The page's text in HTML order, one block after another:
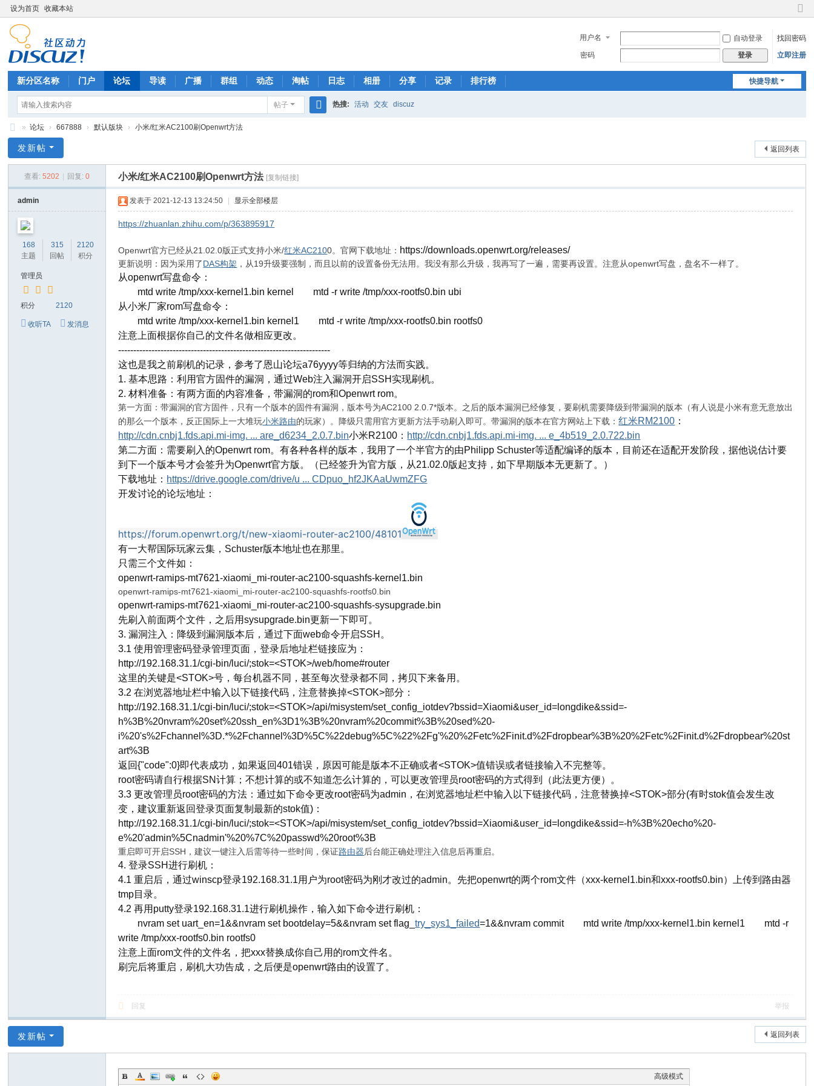
设为首页 收藏本站
切
到
窄
用户名 自动登录
找回密码
密码
登录 立即注册
快捷导航
新分区名称 门户 论坛 导读 广播 群组 动态 淘帖 日志 相册 分享 记录 排行榜
帖子 热搜: 活动 交友 discuz
六
八
八
八
» 论坛 › 667888 › 默认版块 › 小米/红米AC2100刷Openwrt方法
返回列表
发新帖
查看: 5202 回复: 0 小米/红米AC2100刷Openwrt方法 [复制链接]
admin
168
主题
315
回帖
2120
积分
管理员
积分 2120
收听TA 发消息
发表于 2021-12-13 13:24:50 显示全部楼层
https://zhuanlan.zhihu.com/p/363895917
Openwrt官方已经从21.02.0版正式支持小米/红米AC2100。官网下载地址： https://downloads.openwrt.org/releases/
更新说明：因为采用了DAS构架 ，从19升级要强制，而且以前的设置备份无法用。我没有那么升级，我再写了一遍，需要再设置。注意从openwrt写盘，盘名不一样了。
从openwrt写盘命令：
mtd write /tmp/xxx-kernel1.bin kernel mtd -r write /tmp/xxx-rootfs0.bin ubi
从小米厂家rom写盘命令：
mtd write /tmp/xxx-kernel1.bin kernel1 mtd -r write /tmp/xxx-rootfs0.bin rootfs0
注意上面根据你自己的文件名做相应更改。
----------------------------------------------------------------------
这也是我之前刷机的记录，参考了恩山论坛a76yyyy等归纳的方法而实践。
1. 基本思路：利用官方固件的漏洞，通过Web注入漏洞开启SSH实现刷机。
2. 材料准备：有两方面的内容准备，带漏洞的rom和Openwrt rom。
第一方面：带漏洞的官方固件，只有一个版本的固件有漏洞，版本号为AC2100 2.0.7*版本。之后的版本漏洞已经修复，要刷机需要降级到带漏洞的版本（有人说是小米有意无意放出
的那么一个版本，反正国际上一大堆玩小米路由的玩家）。降级只需用官方更新方法手动刷入即可。带漏洞的版本在官方网站上下载：红米RM2100 ：
http://cdn.cnbj1.fds.api.mi-img. ... are_d6234_2.0.7.bin小米R2100： http://cdn.cnbj1.fds.api.mi-img. ... e_4b519_2.0.722.bin
第二方面：需要刷入的Openwrt rom。有各种各样的版本，我用了一个半官方的由Philipp Schuster等适配编译的版本，目前还在适配开发阶段，据他说估计要
到下一个版本号才会签升为Openwrt官方版。（已经签升为官方版，从21.02.0版起支持，如下早期版本无更新了。）
下载地址： https://drive.google.com/drive/u ... CDpuo_hf2JKAaUwmZFG
开发讨论的论坛地址：
https://forum.openwrt.org/t/new-xiaomi-router-ac2100/48101
有一大帮国际玩家云集，Schuster版本地址也在那里。
只需三个文件如：
openwrt-ramips-mt7621-xiaomi_mi-router-ac2100-squashfs-kernel1.bin
openwrt-ramips-mt7621-xiaomi_mi-router-ac2100-squashfs-rootfs0.bin
openwrt-ramips-mt7621-xiaomi_mi-router-ac2100-squashfs-sysupgrade.bin
先刷入前面两个文件，之后用sysupgrade.bin更新一下即可。
3. 漏洞注入：降级到漏洞版本后，通过下面web命令开启SSH。
3.1 使用管理密码登录管理页面，登录后地址栏链接应为：
http://192.168.31.1/cgi-bin/luci/;stok=<STOK>/web/home#router
这里的关键是<STOK>号，每台机器不同，甚至每次登录都不同，拷贝下来备用。
3.2 在浏览器地址栏中输入以下链接代码，注意替换掉<STOK>部分：
http://192.168.31.1/cgi-bin/luci/;stok=<STOK>/api/misystem/set_config_iotdev?bssid=Xiaomi&user_id=longdike&ssid=-
h%3B%20nvram%20set%20ssh_en%3D1%3B%20nvram%20commit%3B%20sed%20-
i%20's%2Fchannel%3D.*%2Fchannel%3D%5C%22debug%5C%22%2Fg'%20%2Fetc%2Finit.d%2Fdropbear%3B%20%2Fetc%2Finit.d%2Fdropbear%20st
art%3B
返回{"code":0}即代表成功，如果返回401错误，原因可能是版本不正确或者<STOK>值错误或者链接输入不完整等。
root密码请自行根据SN计算；不想计算的或不知道怎么计算的，可以更改管理员root密码的方式得到（此法更方便）。
3.3 更改管理员root密码的方法：通过如下命令更改root密码为admin，在浏览器地址栏中输入以下链接代码，注意替换掉<STOK>部分(有时stok值会发生改
变，建议重新返回登录页面复制最新的stok值)：
http://192.168.31.1/cgi-bin/luci/;stok=<STOK>/api/misystem/set_config_iotdev?bssid=Xiaomi&user_id=longdike&ssid=-h%3B%20echo%20-
e%20'admin%5Cnadmin'%20%7C%20passwd%20root%3B
重启即可开启SSH，建议一键注入后需等待一些时间，保证路由器后台能正确处理注入信息后再重启。
4. 登录SSH进行刷机：
4.1 重启后，通过winscp登录192.168.31.1用户为root密码为刚才改过的admin。先把openwrt的两个rom文件（xxx-kernel1.bin和xxx-rootfs0.bin）上传到路由器
tmp目录。
4.2 再用putty登录192.168.31.1进行刷机操作，输入如下命令进行刷机：
nvram set uart_en=1&&nvram set bootdelay=5&&nvram set flag_try_sys1_failed=1&&nvram commit mtd write /tmp/xxx-kernel1.bin kernel1 mtd -r
write /tmp/xxx-rootfs0.bin rootfs0
注意上面rom文件的文件名，把xxx替换成你自己用的rom文件名。
刷完后将重启，刷机大功告成，之后便是openwrt路由的设置了。
回复 举报
返回列表
发新帖
高级模式